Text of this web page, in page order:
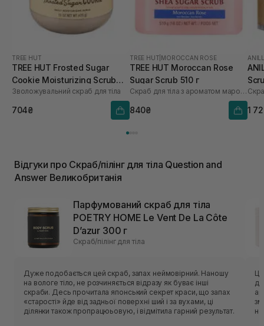
TREE HUT
TREE HUT Frosted Sugar
Cookie Moisturizing Scrub
425 г
Зволожувальний скраб для тіла
704₴
TREE HUT MOROCCAN ROSE
TREE HUT Moroccan Rose
Sugar Scrub 510 г
Скраб для тіла з ароматом марокканської троянди
840₴ 1
Відгуки про Скраб/пілінг для тіла Question and
Answer Великобританія
Парфумований скраб для тіла
POETRY HOME Le Vent De La Côte
D’azur 300 г
Скраб/пілінг для тіла
Дуже подобається цей скраб, запах неймовірний. Наношу
на вологе тіло, не розчиняється відразу як буває інші
скраби. Десь прочитала японський секрет краси, що запах
«старості» йде від задньої поверхні ший і за вухами, ці
ділянки також пропрацюьовую, і відмітила гарний результат.